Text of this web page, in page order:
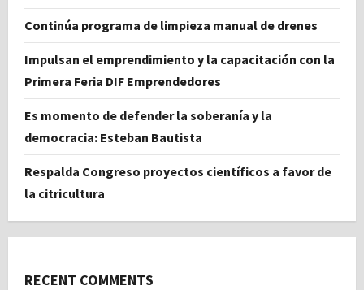
Continúa programa de limpieza manual de drenes
Impulsan el emprendimiento y la capacitación con la
Primera Feria DIF Emprendedores
Es momento de defender la soberanía y la
democracia: Esteban Bautista
Respalda Congreso proyectos científicos a favor de
la citricultura
RECENT COMMENTS